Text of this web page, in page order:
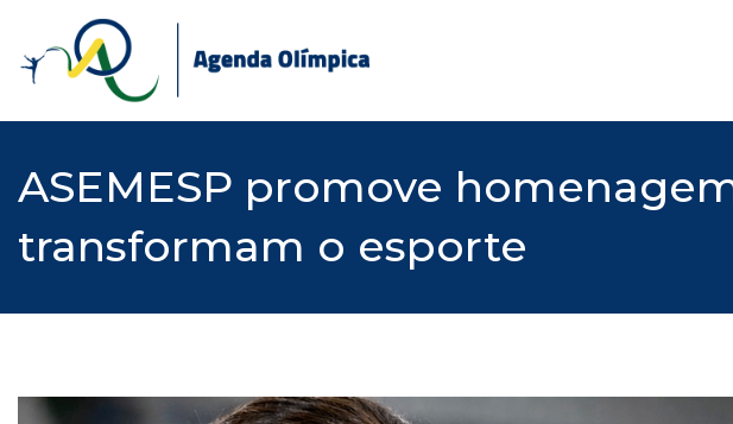
content
ASEMESP promove
transformam o esporte